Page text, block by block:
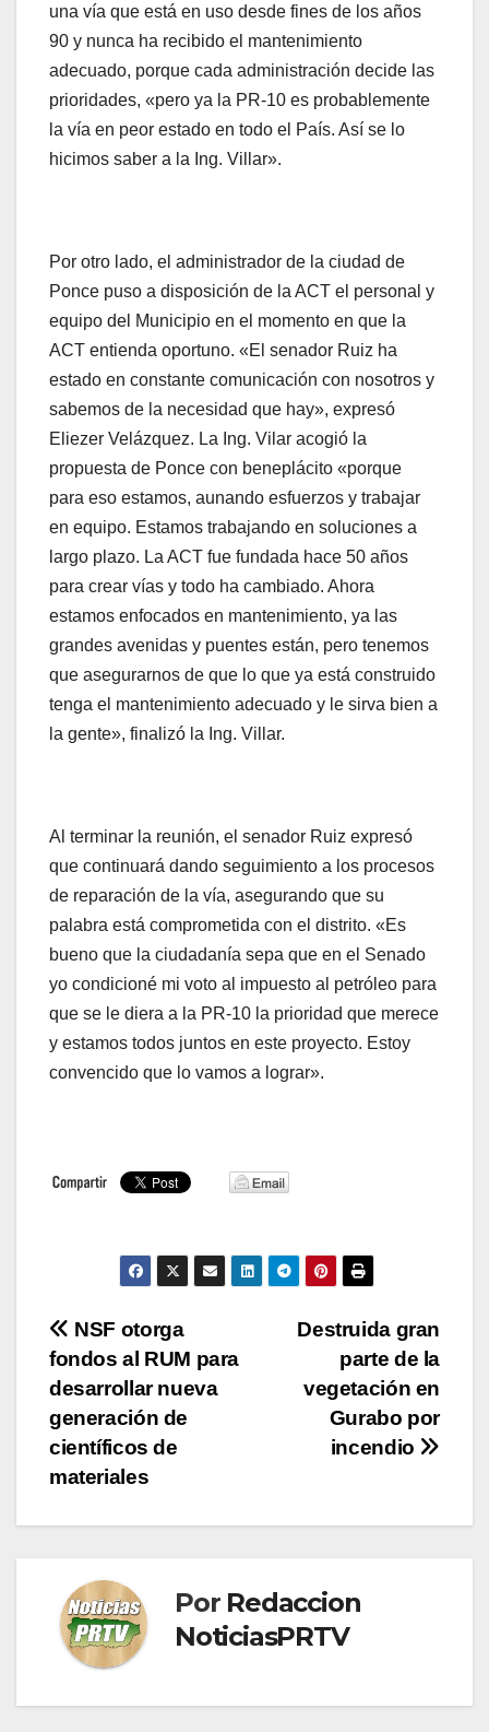
una vía que está en uso desde fines de los años
90 y nunca ha recibido el mantenimiento
adecuado, porque cada administración decide las
prioridades, «pero ya la PR-10 es probablemente
la vía en peor estado en todo el País. Así se lo
hicimos saber a la Ing. Villar».
Por otro lado, el administrador de la ciudad de
Ponce puso a disposición de la ACT el personal y
equipo del Municipio en el momento en que la
ACT entienda oportuno. «El senador Ruiz ha
estado en constante comunicación con nosotros y
sabemos de la necesidad que hay», expresó
Eliezer Velázquez. La Ing. Vilar acogió la
propuesta de Ponce con beneplácito «porque
para eso estamos, aunando esfuerzos y trabajar
en equipo. Estamos trabajando en soluciones a
largo plazo. La ACT fue fundada hace 50 años
para crear vías y todo ha cambiado. Ahora
estamos enfocados en mantenimiento, ya las
grandes avenidas y puentes están, pero tenemos
que asegurarnos de que lo que ya está construido
tenga el mantenimiento adecuado y le sirva bien a
la gente», finalizó la Ing. Villar.
Al terminar la reunión, el senador Ruiz expresó
que continuará dando seguimiento a los procesos
de reparación de la vía, asegurando que su
palabra está comprometida con el distrito. «Es
bueno que la ciudadanía sepa que en el Senado
yo condicioné mi voto al impuesto al petróleo para
que se le diera a la PR-10 la prioridad que merece
y estamos todos juntos en este proyecto. Estoy
convencido que lo vamos a lograr».
Navegación
de
entradas
Destruida gran
parte de la
vegetación en
Gurabo por
incendio
NSF otorga
fondos al RUM para
desarrollar nueva
generación de
científicos de
materiales
Por Redaccion
NoticiasPRTV